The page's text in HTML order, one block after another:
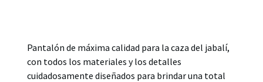
Pantalón de máxima calidad para la caza del jabalí,
con todos los materiales y los detalles
cuidadosamente diseñados para brindar una total